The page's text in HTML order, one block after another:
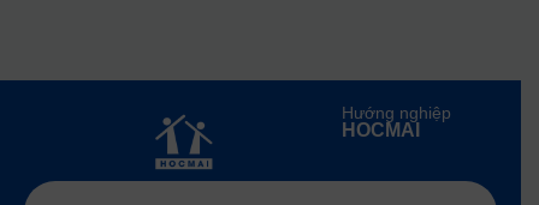
Hướng nghiệp
HOCMAI